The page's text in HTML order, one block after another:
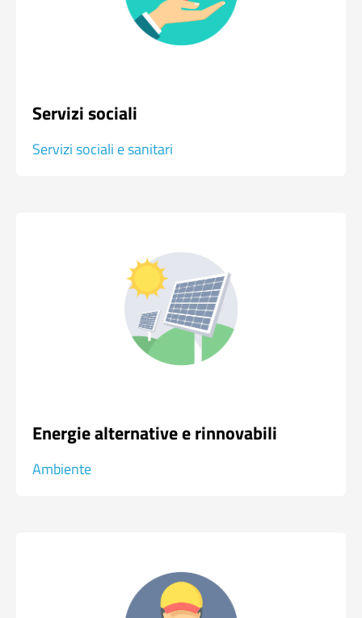
Servizi sociali
Servizi sociali e sanitari
Energie alternative e rinnovabili
Ambiente